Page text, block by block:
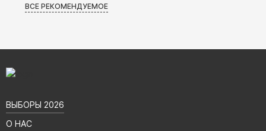
ВСЕ РЕКОМЕНДУЕМОЕ
ВЫБОРЫ 2026
О НАС